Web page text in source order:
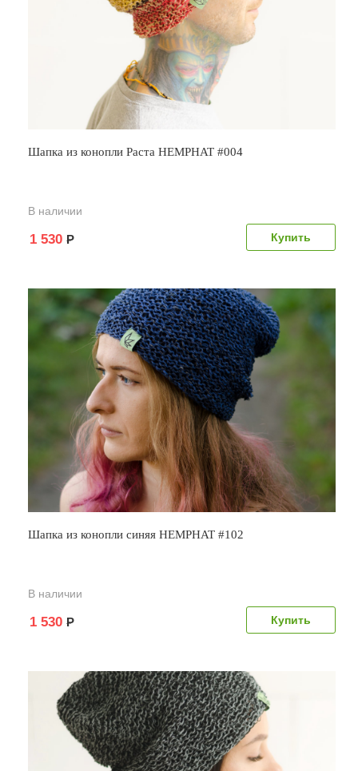
Шапка из конопли Раста HEMPHAT #004
В наличии
1 530 Р
Шапка из конопли синяя HEMPHAT #102
В наличии
1 530 Р